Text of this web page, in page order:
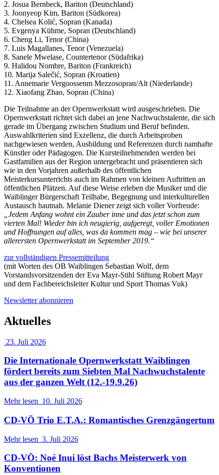
2. Josua Bernbeck, Bariton (Deutschland)
3. Joonyeop Kim, Bariton (Südkorea)
4. Chelsea Kolić, Sopran (Kanada)
5. Evgenya Kühme, Sopran (Deutschland)
6. Cheng Li, Tenor (China)
7. Luis Magallanes, Tenor (Venezuela)
8. Sanele Mwelase, Countertenor (Südafrika)
9. Halidou Nombre, Bariton (Frankreich)
10. Marija Salečić, Sopran (Kroatien)
11. Annemarie Vergoossenm Mezzosopran/Alt (Niederlande)
12. Xiaofang Zhao, Sopran (China)
Die Teilnahme an der Opernwerkstatt wird ausgeschrieben. Die
Opernwerkstatt richtet sich dabei an jene Nachwuchstalente, die sich
gerade im Übergang zwischen Studium und Beruf befinden.
Auswahlkriterien sind Exzellenz, die durch Arbeitsproben
nachgewiesen werden, Ausbildung und Referenzen durch namhafte
Künstler oder Pädagogen. Die Kursteilnehmenden werden bei
Gastfamilien aus der Region untergebracht und präsentieren sich
wie in den Vorjahren außerhalb des öffentlichen
Meisterkursunterrichts auch im Rahmen von kleinen Auftritten an
öffentlichen Plätzen. Auf diese Weise erleben die Musiker und die
Waiblinger Bürgerschaft Teilhabe, Begegnung und interkulturellen
Austausch hautnah. Melanie Diener zeigt sich voller Vorfreude:
„Jedem Anfang wohnt ein Zauber inne und das jetzt schon zum
vierten Mal! Wieder bin ich neugierig, aufgeregt, voller Emotionen
und Hoffnungen auf alles, was da kommen mag – wie bei unserer
allerersten Opernwerkstatt im September 2019.“
zur vollständigen Pressemitteilung
(mit Worten des OB Waiblingen Sebastian Wolf, dem
Vorstandsvorsitzenden der Eva Mayr-Stihl Stiftung Robert Mayr
und dem Fachbereichsleiter Kultur und Sport Thomas Vuk)
Newsletter abonnieren
Aktuelles
23. Juli 2026
Die Internationale Opernwerkstatt Waiblingen
fördert bereits zum Siebten Mal Nachwuchstalente
aus der ganzen Welt (12.-19.9.26)
Mehr lesen 10. Juli 2026
CD-VÖ Trio E.T.A.: Romantisches Grenzgängertum
Mehr lesen 3. Juli 2026
CD-VÖ: Noé Inui löst Bachs Meisterwerk von
Konventionen